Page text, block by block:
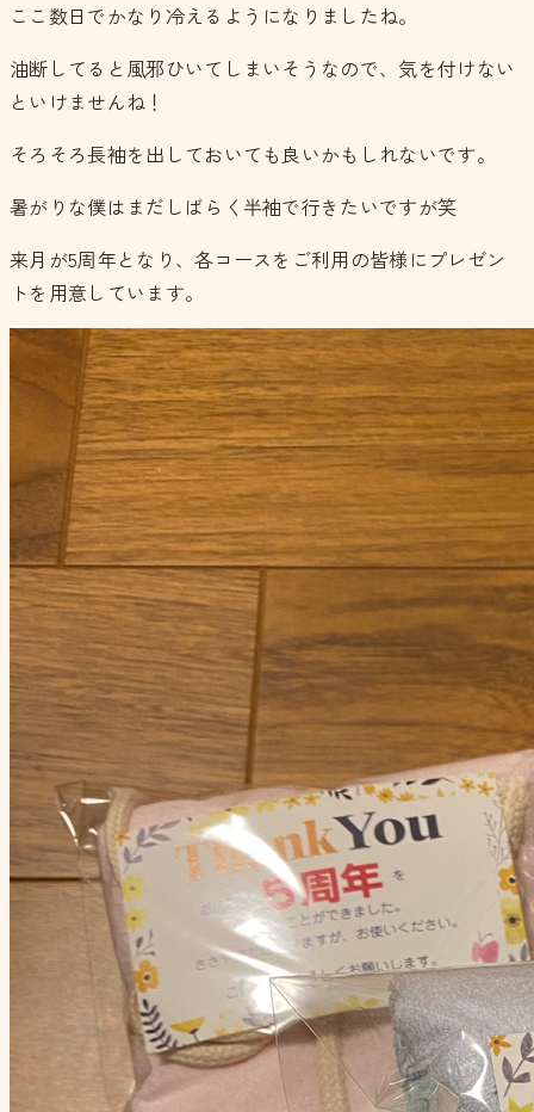
ここ数日でかなり冷えるようになりましたね。
油断してると風邪ひいてしまいそうなので、気を付けない
といけませんね！
そろそろ長袖を出しておいても良いかもしれないです。
暑がりな僕はまだしばらく半袖で行きたいですが笑
来月が5周年となり、各コースをご利用の皆様にプレゼン
トを用意しています。